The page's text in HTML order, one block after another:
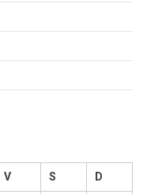
V S D